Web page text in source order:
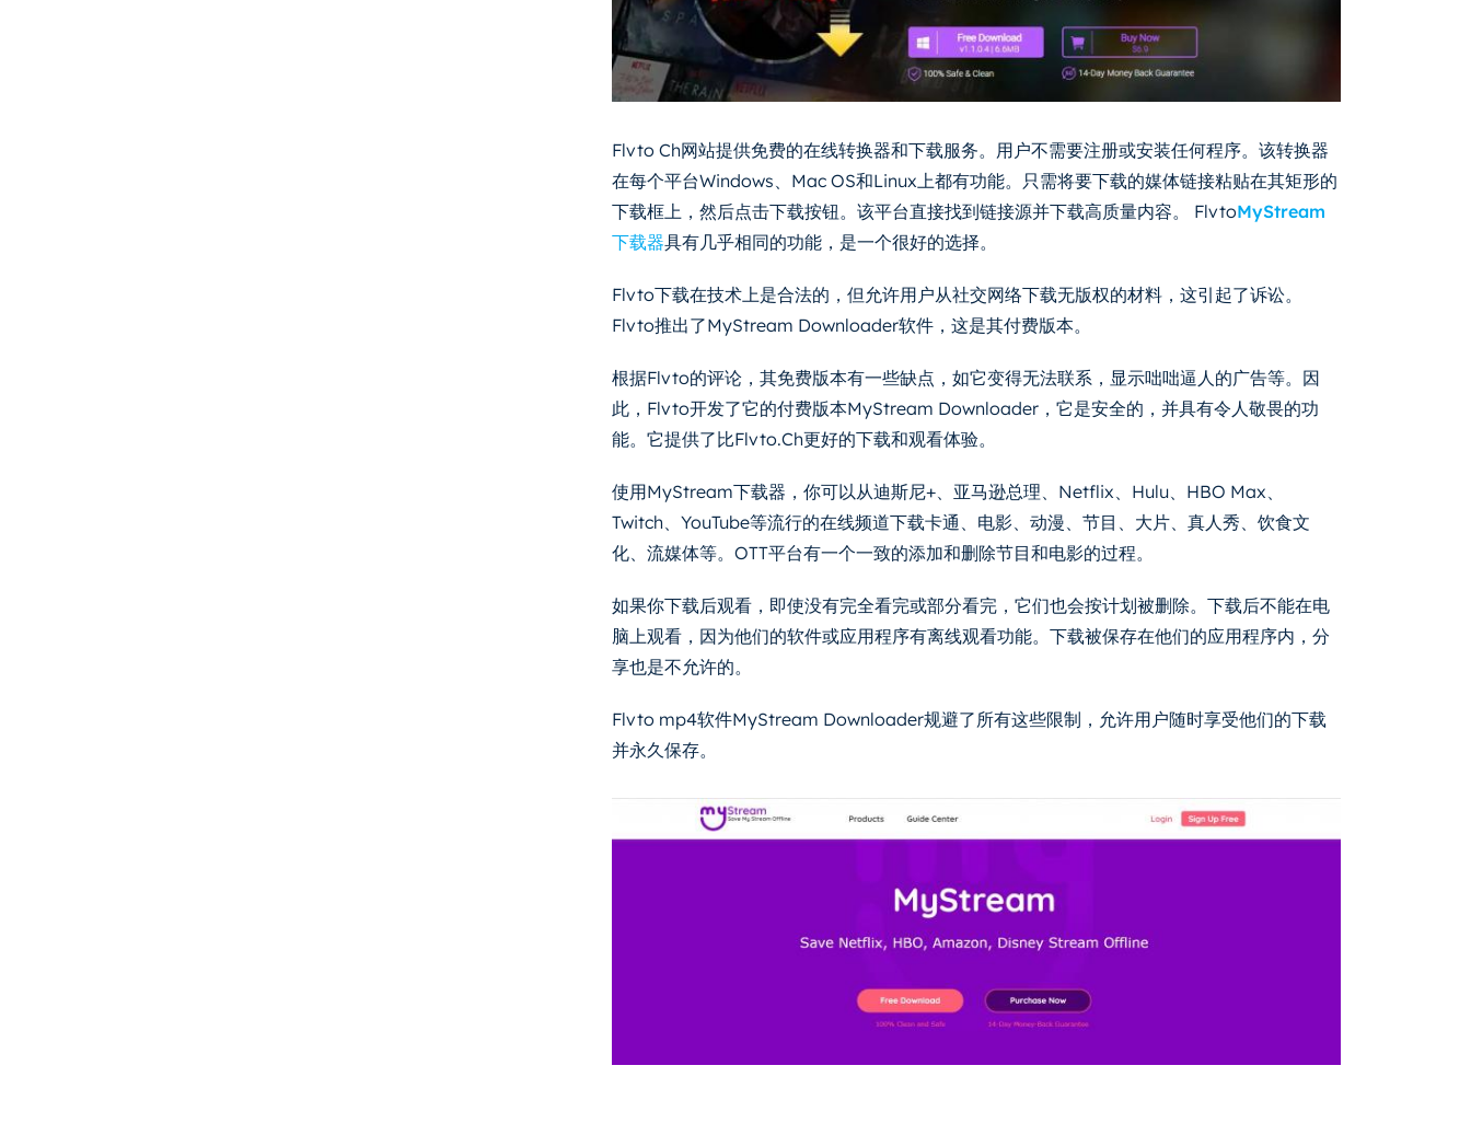
Flvto Ch网站提供免费的在线转换器和下载服务。用户不需要注册或安装任何程序。该转换器
在每个平台Windows、Mac OS和Linux上都有功能。只需将要下载的媒体链接粘贴在其矩形的
下载框上，然后点击下载按钮。该平台直接找到链接源并下载高质量内容。 FlvtoMyStream
下载器具有几乎相同的功能，是一个很好的选择。
Flvto下载在技术上是合法的，但允许用户从社交网络下载无版权的材料，这引起了诉讼。
Flvto推出了MyStream Downloader软件，这是其付费版本。
根据Flvto的评论，其免费版本有一些缺点，如它变得无法联系，显示咄咄逼人的广告等。因
此，Flvto开发了它的付费版本MyStream Downloader，它是安全的，并具有令人敬畏的功
能。它提供了比Flvto.Ch更好的下载和观看体验。
使用MyStream下载器，你可以从迪斯尼+、亚马逊总理、Netflix、Hulu、HBO Max、
Twitch、YouTube等流行的在线频道下载卡通、电影、动漫、节目、大片、真人秀、饮食文
化、流媒体等。OTT平台有一个一致的添加和删除节目和电影的过程。
如果你下载后观看，即使没有完全看完或部分看完，它们也会按计划被删除。下载后不能在电
脑上观看，因为他们的软件或应用程序有离线观看功能。下载被保存在他们的应用程序内，分
享也是不允许的。
Flvto mp4软件MyStream Downloader规避了所有这些限制，允许用户随时享受他们的下载
并永久保存。